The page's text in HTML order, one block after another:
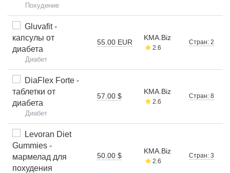
Похудение
Gluvafit -
капсулы от
диабета
Диабет
55.00 EUR
KMA.Biz
2.6
Стран: 2
DiaFlex Forte -
таблетки от
диабета
Диабет
57.00 $
KMA.Biz
2.6
Стран: 8
Levoran Diet
Gummies -
мармелад для
похудения
50.00 $
KMA.Biz
2.6
Стран: 3